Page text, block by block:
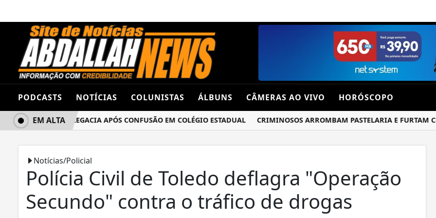
PODCASTS NOTÍCIAS COLUNISTAS ÁLBUNS CÂMERAS AO VIVO HORÓSCOPO
NA DELEGACIA APÓS CONFUSÃO EM COLÉGIO ESTADUAL CRIMINOSOS ARROMBAM PASTELARIA E FURTAM
EM ALTA
Notícias/Policial
Polícia Civil de Toledo deflagra "Operação
Secundo" contra o tráfico de drogas